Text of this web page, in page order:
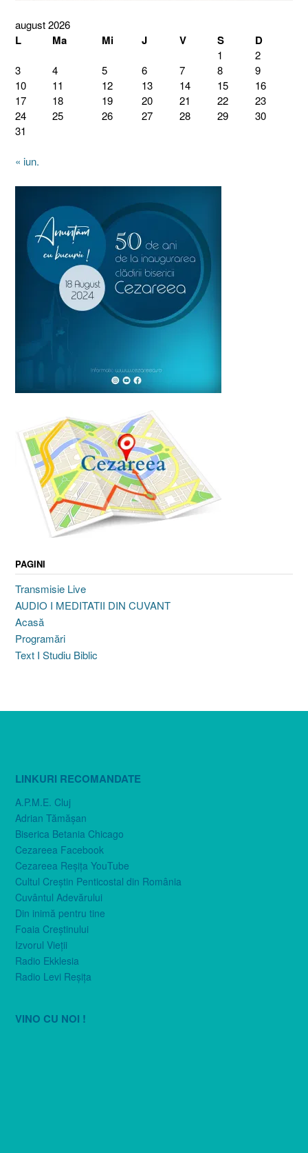
august 2026
L Ma Mi J V S D
1
2
3
4 5 6 7 8
9
10
11 12 13 14 15
16
17
18 19 20 21 22
23
24
25 26 27 28 29
30
31
« iun.
PAGINI
Transmisie Live
AUDIO I MEDITATII DIN CUVANT
Acasă
Programări
Text I Studiu Biblic
LINKURI RECOMANDATE
A.P.M.E. Cluj
Adrian Tămăşan
Biserica Betania Chicago
Cezareea Facebook
Cezareea Reşiţa YouTube
Cultul Creştin Penticostal din România
Cuvântul Adevărului
Din inimă pentru tine
Foaia Creştinului
Izvorul Vieţii
Radio Ekklesia
Radio Levi Reşiţa
VINO CU NOI !